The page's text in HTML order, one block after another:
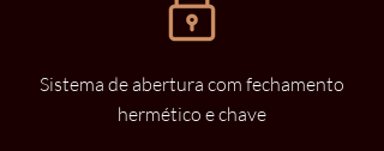
Sistema de abertura com fechamento
hermético e chave